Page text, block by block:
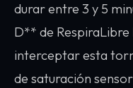
durar entre 3 y 5
D** de RespiraLibre
interceptar esta
de saturación